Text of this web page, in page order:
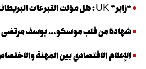
“زاير” UK : هل موّلت التبرعات البريطانية الحزب؟
شهادة من قلب موسكو… يوسف مرتضى
الإعلام الاقتصادي بين المهنة